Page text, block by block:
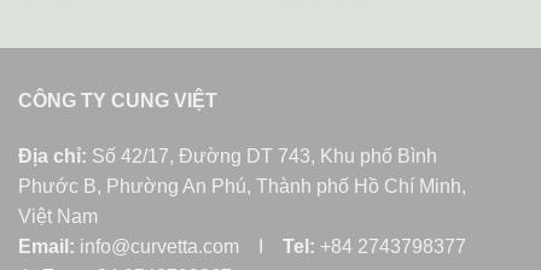
CÔNG TY CUNG VIỆT
Địa chỉ: Số 42/17, Đường DT 743, Khu phố Bình
Phước B, Phường An Phú, Thành phố Hồ Chí Minh,
Việt Nam
Email: info@curvetta.com I Tel: +84 2743798377